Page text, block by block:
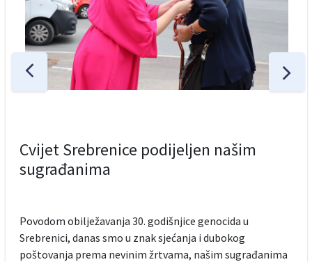
Cvijet Srebrenice podijeljen našim
sugrađanima
Povodom obilježavanja 30. godišnjice genocida u
Srebrenici, danas smo u znak sjećanja i dubokog
poštovanja prema nevinim žrtvama, našim sugrađanima